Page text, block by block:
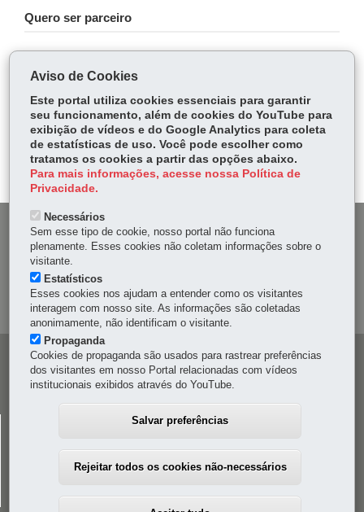
Quero ser parceiro
ce
bo
ok
Tw
itt
er
ha
ts
Ap
p
Voltar Início Imprimir Baixar
MAPA DO SITE
DENUNCIE CORRUPÇÃO
OUVIDORIA
Navegação
principal
CELEPAR
Rua Mateus Leme, 1561 - Bom Retiro-80520-174-Curitiba
MAPA
Aviso de Cookies
Este portal utiliza cookies essenciais para garantir
seu funcionamento, além de cookies do YouTube para
exibição de vídeos e do Google Analytics para coleta
de estatísticas de uso. Você pode escolher como
tratamos os cookies a partir das opções abaixo.
Para mais informações, acesse nossa Política de
Privacidade.
Necessários
Sem esse tipo de cookie, nosso portal não funciona
plenamente. Esses cookies não coletam informações sobre o
visitante.
Estatísticos
Esses cookies nos ajudam a entender como os visitantes
interagem com nosso site. As informações são coletadas
anonimamente, não identificam o visitante.
Propaganda
Cookies de propaganda são usados para rastrear preferências
dos visitantes em nosso Portal relacionadas com vídeos
institucionais exibidos através do YouTube.
Salvar preferências
Rejeitar todos os cookies não-necessários